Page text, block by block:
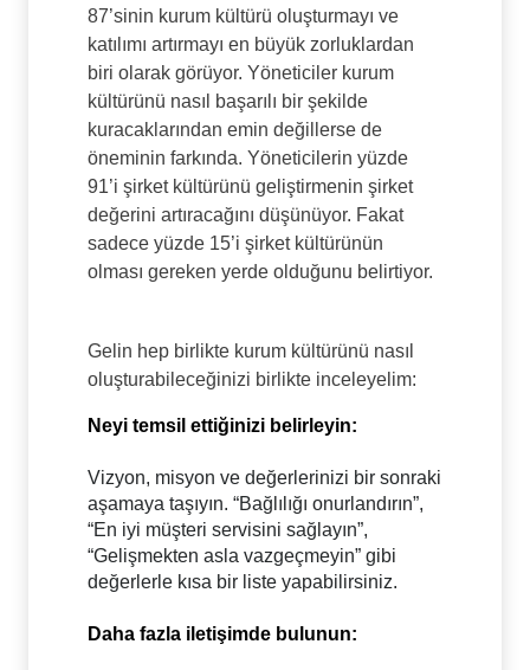
87’sinin kurum kültürü oluşturmayı ve
katılımı artırmayı en büyük zorluklardan
biri olarak görüyor. Yöneticiler kurum
kültürünü nasıl başarılı bir şekilde
kuracaklarından emin değillerse de
öneminin farkında. Yöneticilerin yüzde
91’i şirket kültürünü geliştirmenin şirket
değerini artıracağını düşünüyor. Fakat
sadece yüzde 15’i şirket kültürünün
olması gereken yerde olduğunu belirtiyor.
Gelin hep birlikte kurum kültürünü nasıl
oluşturabileceğinizi birlikte inceleyelim:
Neyi temsil ettiğinizi belirleyin:
Vizyon, misyon ve değerlerinizi bir sonraki
aşamaya taşıyın. “Bağlılığı onurlandırın”,
“En iyi müşteri servisini sağlayın”,
“Gelişmekten asla vazgeçmeyin” gibi
değerlerle kısa bir liste yapabilirsiniz.
Daha fazla iletişimde bulunun: